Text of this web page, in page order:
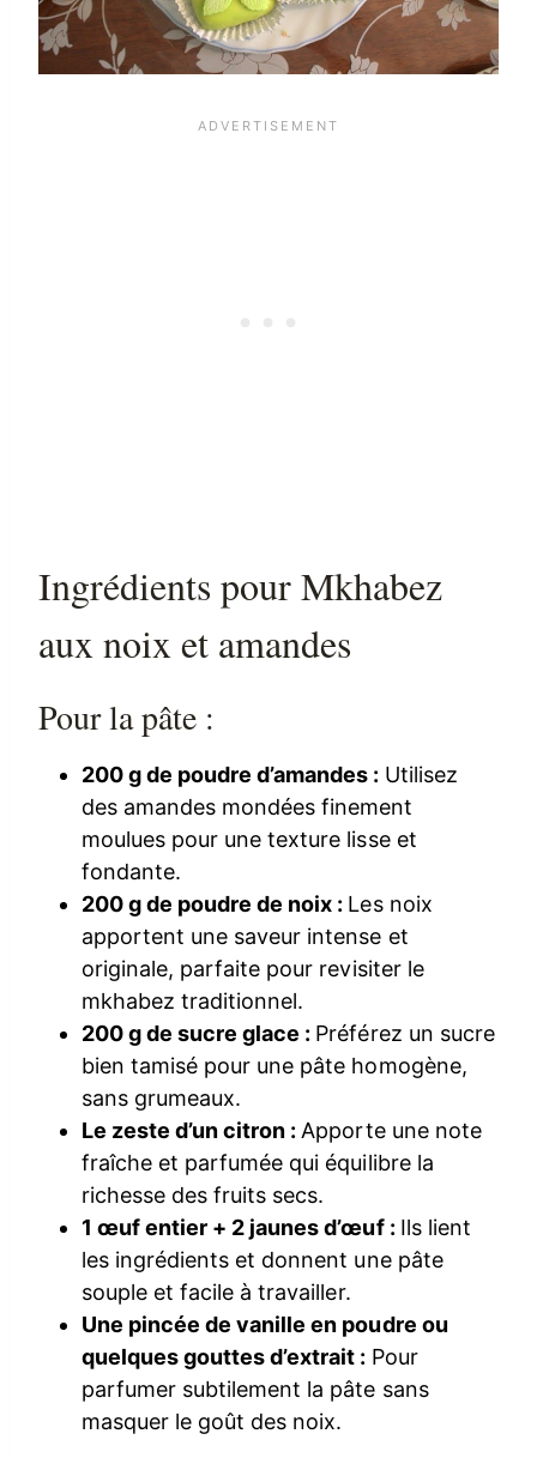
Ingrédients pour Mkhabez
aux noix et amandes
Pour la pâte :
200 g de poudre d’amandes : Utilisez
des amandes mondées finement
moulues pour une texture lisse et
fondante.
200 g de poudre de noix : Les noix
apportent une saveur intense et
originale, parfaite pour revisiter le
mkhabez traditionnel.
200 g de sucre glace : Préférez un sucre
bien tamisé pour une pâte homogène,
sans grumeaux.
Le zeste d’un citron : Apporte une note
fraîche et parfumée qui équilibre la
richesse des fruits secs.
1 œuf entier + 2 jaunes d’œuf : Ils lient
les ingrédients et donnent une pâte
souple et facile à travailler.
Une pincée de vanille en poudre ou
quelques gouttes d’extrait : Pour
parfumer subtilement la pâte sans
masquer le goût des noix.